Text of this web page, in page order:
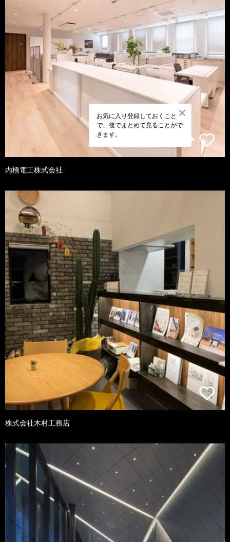
お気に入り登録しておくこと
で、後でまとめて見ることがで
きます。
内橋電工株式会社
株式会社木村工務店